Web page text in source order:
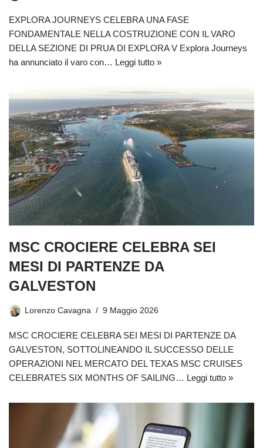
EXPLORA JOURNEYS CELEBRA UNA FASE
FONDAMENTALE NELLA COSTRUZIONE CON IL VARO
DELLA SEZIONE DI PRUA DI EXPLORA V Explora Journeys
ha annunciato il varo con… Leggi tutto »
MSC CROCIERE CELEBRA SEI
MESI DI PARTENZE DA
GALVESTON
Lorenzo Cavagna 9 Maggio 2026
MSC CROCIERE CELEBRA SEI MESI DI PARTENZE DA
GALVESTON, SOTTOLINEANDO IL SUCCESSO DELLE
OPERAZIONI NEL MERCATO DEL TEXAS MSC CRUISES
CELEBRATES SIX MONTHS OF SAILING… Leggi tutto »